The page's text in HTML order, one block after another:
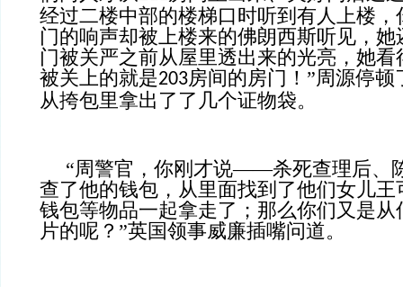
经过二楼中部的楼梯口时听到有人上楼
门的响声却被上楼来的佛朗西斯听见，
门被关严之前从屋里透出来的光亮，她
被关上的就是203房间的房门！”周源停
从挎包里拿出了了几个证物袋。
“周警官，你刚才说——杀死查理后、
查了他的钱包，从里面找到了他们女儿
钱包等物品一起拿走了；那么你们又是
片的呢？”英国领事威廉插嘴问道。